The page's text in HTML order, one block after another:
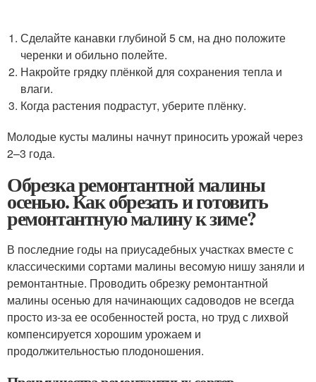
Сделайте канавки глубиной 5 см, на дно положите
черенки и обильно полейте.
Накройте грядку плёнкой для сохранения тепла и
влаги.
Когда растения подрастут, уберите плёнку.
Молодые кусты малины начнут приносить урожай через
2–3 года.
Обрезка ремонтантной малины
осенью. Как обрезать и готовить
ремонтантную малину к зиме?
В последние годы на приусадебных участках вместе с
классическими сортами малины весомую нишу заняли и
ремонтантные. Проводить обрезку ремонтантной
малины осенью для начинающих садоводов не всегда
просто из-за ее особенностей роста, но труд с лихвой
компенсируется хорошим урожаем и
продолжительностью плодоношения.